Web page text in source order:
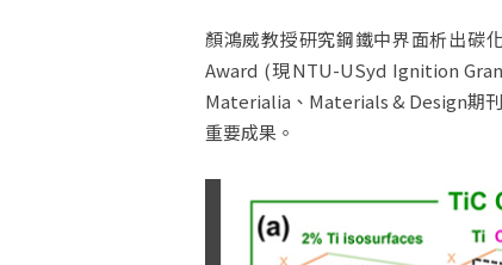
顏鴻威教授研究鋼鐵中界面析出碳
Award (現NTU-USyd Ignition
Materialia、Materials & Design期
重要成果。